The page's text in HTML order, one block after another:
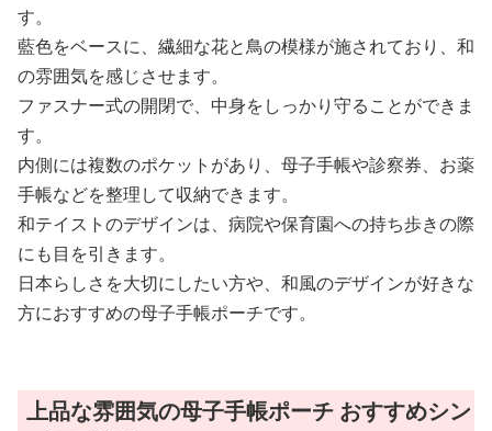
す。
藍色をベースに、繊細な花と鳥の模様が施されており、和
の雰囲気を感じさせます。
ファスナー式の開閉で、中身をしっかり守ることができま
す。
内側には複数のポケットがあり、母子手帳や診察券、お薬
手帳などを整理して収納できます。
和テイストのデザインは、病院や保育園への持ち歩きの際
にも目を引きます。
日本らしさを大切にしたい方や、和風のデザインが好きな
方におすすめの母子手帳ポーチです。
上品な雰囲気の母子手帳ポーチ おすすめシン